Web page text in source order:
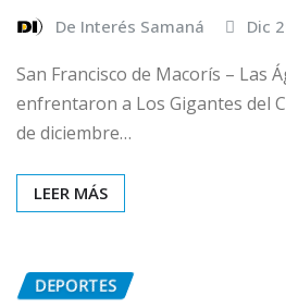
De Interés Samaná Dic
San Francisco de Macorís – Las
enfrentaron a Los Gigantes del
de diciembre…
LEER MÁS
DEPORTES